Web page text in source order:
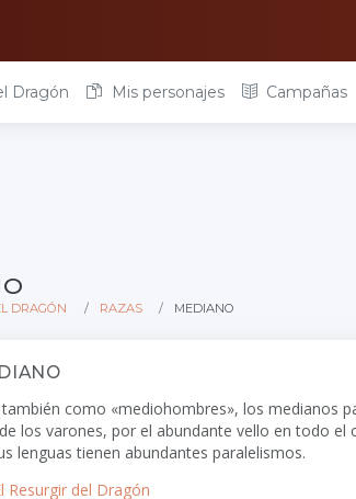
Dragón Mis personajes Campañas
DRAGÓN RAZAS MEDIANO
como «mediohombres», los medianos
los varones, por el abundante vello en todo
lenguas tienen abundantes paralelismos.
Resurgir del Dragón